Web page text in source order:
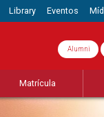
Library Eventos
Alumni
Matrícula